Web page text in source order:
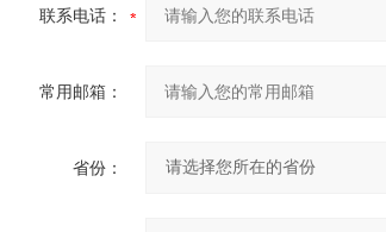
联系电话：
常用邮箱：
省份：